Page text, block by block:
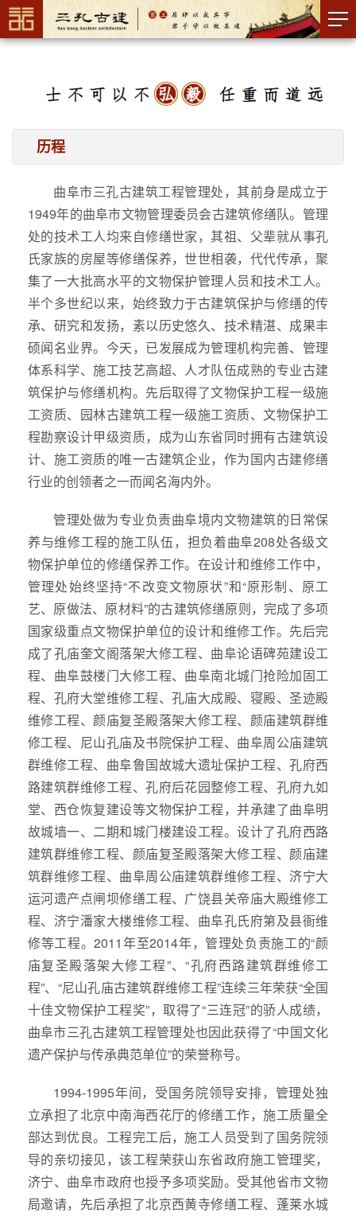
历程
曲阜市三孔古建筑工程管理处，其前身是成立于
1949年的曲阜市文物管理委员会古建筑修缮队。管理
处的技术工人均来自修缮世家，其祖、父辈就从事孔
氏家族的房屋等修缮保养，世世相袭，代代传承，聚
集了一大批高水平的文物保护管理人员和技术工人。
半个多世纪以来，始终致力于古建筑保护与修缮的传
承、研究和发扬，素以历史悠久、技术精湛、成果丰
硕闻名业界。今天，已发展成为管理机构完善、管理
体系科学、施工技艺高超、人才队伍成熟的专业古建
筑保护与修缮机构。先后取得了文物保护工程一级施
工资质、园林古建筑工程一级施工资质、文物保护工
程勘察设计甲级资质，成为山东省同时拥有古建筑设
计、施工资质的唯一古建筑企业，作为国内古建修缮
行业的创领者之一而闻名海内外。
管理处做为专业负责曲阜境内文物建筑的日常保
养与维修工程的施工队伍，担负着曲阜208处各级文
物保护单位的修缮保养工作。在设计和维修工作中，
管理处始终坚持“不改变文物原状”和“原形制、原工
艺、原做法、原材料”的古建筑修缮原则，完成了多项
国家级重点文物保护单位的设计和维修工作。先后完
成了孔庙奎文阁落架大修工程、曲阜论语碑苑建设工
程、曲阜鼓楼门大修工程、曲阜南北城门抢险加固工
程、孔府大堂维修工程、孔庙大成殿、寝殿、圣迹殿
维修工程、颜庙复圣殿落架大修工程、颜庙建筑群维
修工程、尼山孔庙及书院保护工程、曲阜周公庙建筑
群维修工程、曲阜鲁国故城大遗址保护工程、孔府西
路建筑群维修工程、孔府后花园整修工程、孔府九如
堂、西仓恢复建设等文物保护工程，并承建了曲阜明
故城墙一、二期和城门楼建设工程。设计了孔府西路
建筑群维修工程、颜庙复圣殿落架大修工程、颜庙建
筑群维修工程、曲阜周公庙建筑群维修工程、济宁大
运河遗产点闸坝修缮工程、广饶县关帝庙大殿维修工
程、济宁潘家大楼维修工程、曲阜孔氏府第及县衙维
修等工程。2011年至2014年，管理处负责施工的“颜
庙复圣殿落架大修工程”、“孔府西路建筑群维修工
程”、“尼山孔庙古建筑群维修工程”连续三年荣获“全国
十佳文物保护工程奖”，取得了“三连冠”的骄人成绩，
曲阜市三孔古建筑工程管理处也因此获得了“中国文化
遗产保护与传承典范单位”的荣誉称号。
1994-1995年间，受国务院领导安排，管理处独
立承担了北京中南海西花厅的修缮工作，施工质量全
部达到优良。工程完工后，施工人员受到了国务院领
导的亲切接见，该工程荣获山东省政府施工管理奖，
济宁、曲阜市政府也授予多项奖励。受其他省市文物
局邀请，先后承担了北京西黄寺修缮工程、蓬莱水城